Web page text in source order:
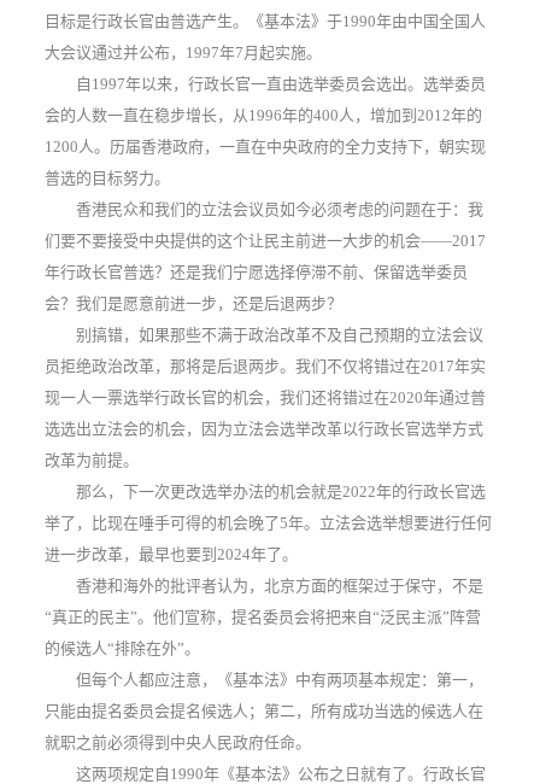
目标是行政长官由普选产生。《基本法》于1990年由中国全国人
大会议通过并公布，1997年7月起实施。
自1997年以来，行政长官一直由选举委员会选出。选举委员
会的人数一直在稳步增长，从1996年的400人，增加到2012年的
1200人。历届香港政府，一直在中央政府的全力支持下，朝实现
普选的目标努力。
香港民众和我们的立法会议员如今必须考虑的问题在于：我
们要不要接受中央提供的这个让民主前进一大步的机会——2017
年行政长官普选？还是我们宁愿选择停滞不前、保留选举委员
会？我们是愿意前进一步，还是后退两步？
别搞错，如果那些不满于政治改革不及自己预期的立法会议
员拒绝政治改革，那将是后退两步。我们不仅将错过在2017年实
现一人一票选举行政长官的机会，我们还将错过在2020年通过普
选选出立法会的机会，因为立法会选举改革以行政长官选举方式
改革为前提。
那么，下一次更改选举办法的机会就是2022年的行政长官选
举了，比现在唾手可得的机会晚了5年。立法会选举想要进行任何
进一步改革，最早也要到2024年了。
香港和海外的批评者认为，北京方面的框架过于保守，不是
“真正的民主”。他们宣称，提名委员会将把来自“泛民主派”阵营
的候选人“排除在外”。
但每个人都应注意，《基本法》中有两项基本规定：第一，
只能由提名委员会提名候选人；第二，所有成功当选的候选人在
就职之前必须得到中央人民政府任命。
这两项规定自1990年《基本法》公布之日就有了。行政长官